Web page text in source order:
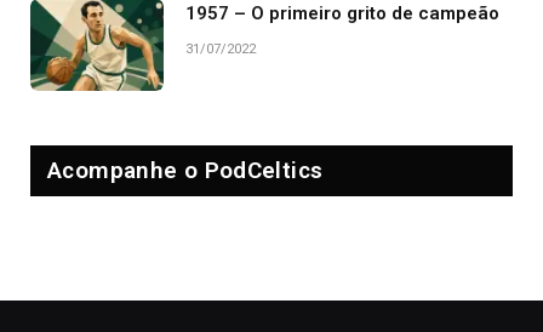
1957 – O primeiro grito de campeão
31/07/2022
Acompanhe o PodCeltics